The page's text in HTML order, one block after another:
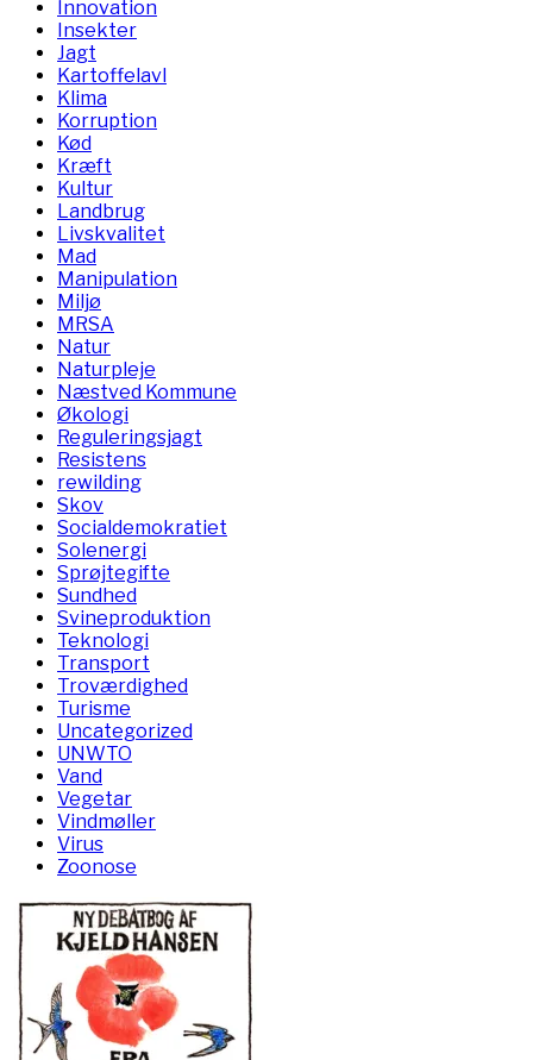
Innovation
Insekter
Jagt
Kartoffelavl
Klima
Korruption
Kød
Kræft
Kultur
Landbrug
Livskvalitet
Mad
Manipulation
Miljø
MRSA
Natur
Naturpleje
Næstved Kommune
Økologi
Reguleringsjagt
Resistens
rewilding
Skov
Socialdemokratiet
Solenergi
Sprøjtegifte
Sundhed
Svineproduktion
Teknologi
Transport
Troværdighed
Turisme
Uncategorized
UNWTO
Vand
Vegetar
Vindmøller
Virus
Zoonose